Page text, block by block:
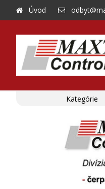
Úvod
Kategórie